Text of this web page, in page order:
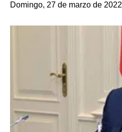
Domingo, 27 de marzo de